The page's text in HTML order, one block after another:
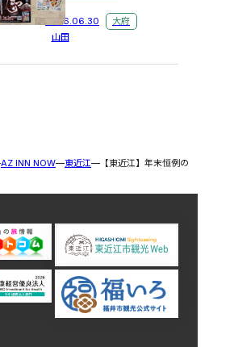
2026.06.30
大府
山田
AZ INN NOW 東近江 【東近江】年末恒例の